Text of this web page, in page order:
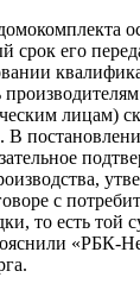
срок его
лицам)
В
с
то есть той
«РБК-